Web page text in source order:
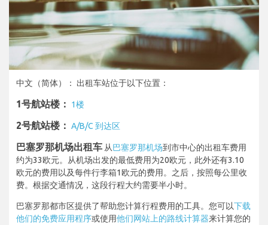
中文（简体）： 出租车站位于以下位置：
1号航站楼： 1楼
2号航站楼： A/B/C 到达区
巴塞罗那机场出租车 从巴塞罗那机场到市中心的出租车费用
约为33欧元。从机场出发的最低费用为20欧元，此外还有3.10
欧元的费用以及每件行李箱1欧元的费用。之后，按照每公里收
费。根据交通情况，这段行程大约需要半小时。
巴塞罗那都市区提供了帮助您计算行程费用的工具。您可以下载
他们的免费应用程序或使用他们网站上的路线计算器来计算您的